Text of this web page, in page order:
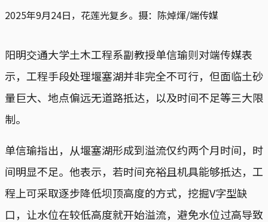
2025年9月24日，花莲光复乡。摄：陈焯煇/端传媒
阳明交通大学土木工程系副教授单信瑜则对端传媒表
示，工程手段处理堰塞湖并非完全不可行，但面临土砂
量巨大、地点偏远无道路抵达，以及时间不足等三大限
制。
单信瑜指出，从堰塞湖形成到溢流仅约两个月时间，时
间明显不足。他表示，若时间充裕且机具能够抵达，工
程上可采取逐步降低坝顶高度的方式，挖掘V字型缺
口，让水位在较低高度就开始溢流，避免水位过高导致